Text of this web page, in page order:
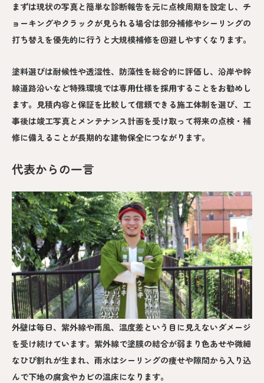
まずは現状の写真と簡単な診断報告を元に点検周期を設定し、チ
ョーキングやクラックが見られる場合は部分補修やシーリングの
打ち替えを優先的に行うと大規模補修を回避しやすくなります。
塗料選びは耐候性や透湿性、防藻性を総合的に評価し、沿岸や幹
線道路沿いなど特殊環境では専用仕様を採用することをお勧めし
ます。見積内容と保証を比較して信頼できる施工体制を選び、工
事後は竣工写真とメンテナンス計画を受け取って将来の点検・補
修に備えることが長期的な建物保全につながります。
代表からの一言
外壁は毎日、紫外線や雨風、温度差という目に見えないダメージ
を受け続けています。紫外線で塗膜の結合が弱まり色あせや微細
なひび割れが生まれ、雨水はシーリングの痩せや隙間から入り込
んで下地の腐食やカビの温床になります。